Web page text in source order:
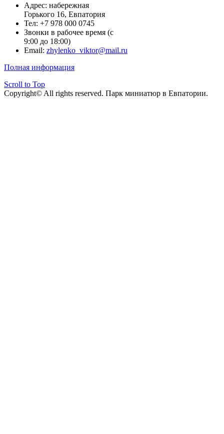
Адрес: набережная
Горького 16, Евпатория
Тел: +7 978 000 0745
Звонки в рабочее время (с
9:00 до 18:00)
Email: zhylenko_viktor@mail.ru
Полная информация
Scroll to Top
Copyright© All rights reserved. Парк миниатюр в Евпатории.